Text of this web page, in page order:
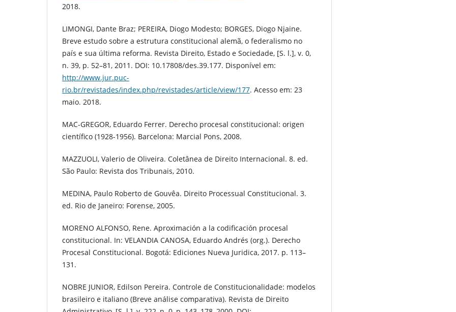
2018.
LIMONGI, Dante Braz; PEREIRA, Diogo Modesto; BORGES, Diogo Njaine.
Breve estudo sobre a estrutura constitucional alemã, o federalismo no
país e sua última reforma. Revista Direito, Estado e Sociedade, [S. l.], v. 0,
n. 39, p. 52–81, 2011. DOI: 10.17808/des.39.177. Disponível em:
http://www.jur.puc-
rio.br/revistades/index.php/revistades/article/view/177. Acesso em: 23
maio. 2018.
MAC-GREGOR, Eduardo Ferrer. Derecho procesal constitucional: origen
científico (1928-1956). Barcelona: Marcial Pons, 2008.
MAZZUOLI, Valerio de Oliveira. Coletânea de Direito Internacional. 8. ed.
São Paulo: Revista dos Tribunais, 2010.
MEDINA, Paulo Roberto de Gouvêa. Direito Processual Constitucional. 3.
ed. Rio de Janeiro: Forense, 2005.
MORENO ALFONSO, Rene. Aproximación a la codificación procesal
constitucional. In: VELANDIA CANOSA, Eduardo Andrés (org.). Derecho
Procesal Constitucional. Bogotá: Ediciones Nueva Juridica, 2017. p. 113–
131.
NOBRE JUNIOR, Edilson Pereira. Controle de Constitucionalidade: modelos
brasileiro e italiano (Breve análise comparativa). Revista de Direito